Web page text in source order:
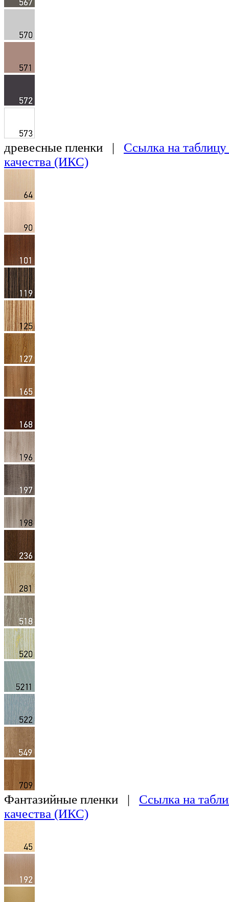
древесные пленки | Ссылка на таблицу
качества (ИКС)
Фантазийные пленки | Ссылка на
качества (ИКС)